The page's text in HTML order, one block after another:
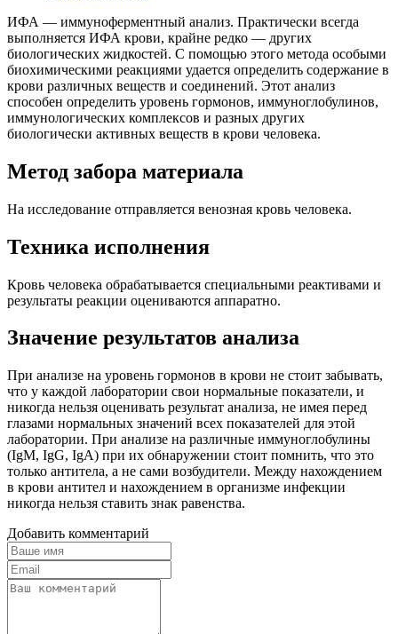
ИФА — иммуноферментный анализ. Практически всегда
выполняется ИФА крови, крайне редко — других
биологических жидкостей. С помощью этого метода особыми
биохимическими реакциями удается определить содержание в
крови различных веществ и соединений. Этот анализ
способен определить уровень гормонов, иммуноглобулинов,
иммунологических комплексов и разных других
биологически активных веществ в крови человека.
Метод забора материала
На исследование отправляется венозная кровь человека.
Техника исполнения
Кровь человека обрабатывается специальными реактивами и
результаты реакции оцениваются аппаратно.
Значение результатов анализа
При анализе на уровень гормонов в крови не стоит забывать,
что у каждой лаборатории свои нормальные показатели, и
никогда нельзя оценивать результат анализа, не имея перед
глазами нормальных значений всех показателей для этой
лаборатории. При анализе на различные иммуноглобулины
(IgM, IgG, IgA) при их обнаружении стоит помнить, что это
только антитела, а не сами возбудители. Между нахождением
в крови антител и нахождением в организме инфекции
никогда нельзя ставить знак равенства.
Добавить комментарий